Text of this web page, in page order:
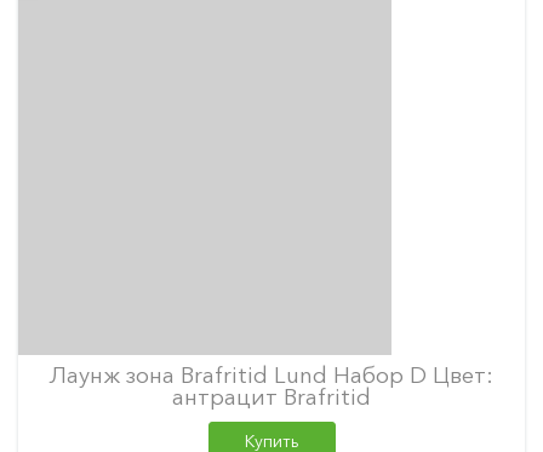
Лаунж зона Brafritid Lund Набор D Цвет:
антрацит Brafritid
Купить